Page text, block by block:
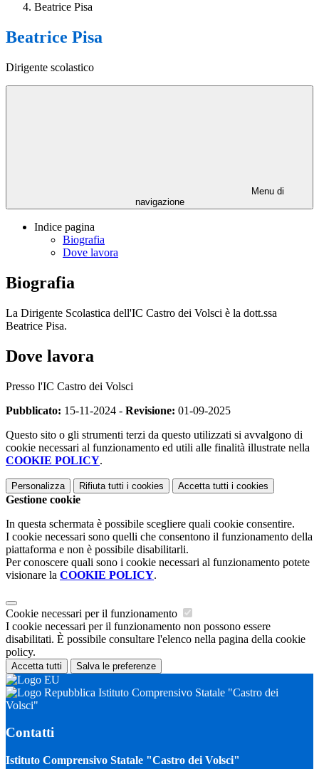
Beatrice Pisa
Beatrice Pisa
Dirigente scolastico
Menu di
navigazione
Indice pagina
Biografia
Dove lavora
Biografia
La Dirigente Scolastica dell'IC Castro dei Volsci è la dott.ssa
Beatrice Pisa.
Dove lavora
Presso l'IC Castro dei Volsci
Pubblicato: 15-11-2024 - Revisione: 01-09-2025
Questo sito o gli strumenti terzi da questo utilizzati si avvalgono di
cookie necessari al funzionamento ed utili alle finalità illustrate nella
COOKIE POLICY.
Personalizza Rifiuta tutti i cookies Accetta tutti i cookies
Gestione cookie
In questa schermata è possibile scegliere quali cookie consentire.
I cookie necessari sono quelli che consentono il funzionamento della
piattaforma e non è possibile disabilitarli.
Per conoscere quali sono i cookie necessari al funzionamento potete
visionare la COOKIE POLICY.
Cookie necessari per il funzionamento
I cookie necessari per il funzionamento non possono essere
disabilitati. È possibile consultare l'elenco nella pagina della cookie
policy.
Accetta tutti Salva le preferenze
Istituto Comprensivo Statale "Castro dei
Volsci"
Contatti
Istituto Comprensivo Statale "Castro dei Volsci"